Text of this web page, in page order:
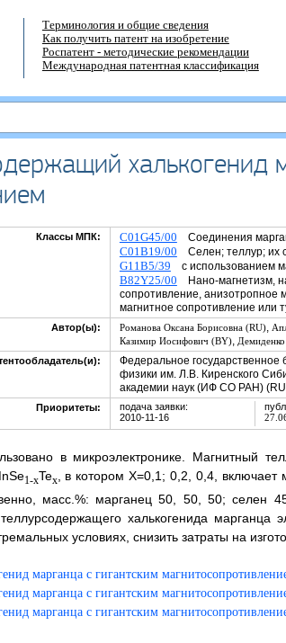
Терминология и общие сведения
Как получить патент на изобретение
Роспатент - методические рекомендации
Международная патентная классификация
халькогенид
Классы МПК: C01G45/00 Соединения
C01B19/00 Селен; теллур; их
G11B5/39 с использованием
B82Y25/00 Нано-магнетизм,
сопротивление, анизотропное
магнитное сопротивление или
Автор(ы): Романова Оксана Борисовна (RU),
Казимир Иосифович (BY),
Федеральное
физики им. Л.В. Киренского
академии наук (ИФ СО РАН)
Приоритеты:
подача заявки:
2010-11-16
в микроэлектронике. Магнитный
1-xTex, в котором Х=0,1; 0,2, 0,4,
масс.%: марганец 50, 50, 50; селен
халькогенида марганца
условиях, снизить затраты на